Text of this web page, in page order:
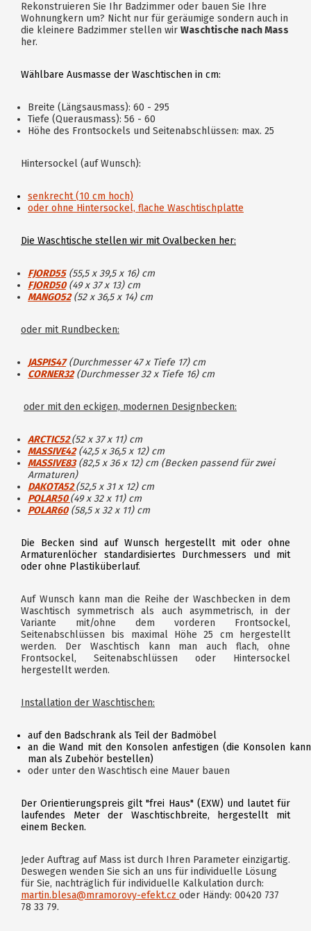
Rekonstruieren Sie Ihr Badzimmer oder bauen Sie Ihre
Wohnungkern um? Nicht nur für geräumige sondern auch in
die kleinere Badzimmer stellen wir Waschtische nach Mass
her.
Wählbare Ausmasse der Waschtischen in cm:
Breite (Längsausmass): 60 - 295
Tiefe (Querausmass): 56 - 60
Höhe des Frontsockels und Seitenabschlüssen: max. 25
Hintersockel (auf Wunsch):
senkrecht (10 cm hoch)
oder ohne Hintersockel, flache Waschtischplatte
Die Waschtische stellen wir mit Ovalbecken her:
FJORD55 (55,5 x 39,5 x 16) cm
FJORD50 (49 x 37 x 13) cm
MANGO52 (52 x 36,5 x 14) cm
oder mit Rundbecken:
JASPIS47(Durchmesser 47 x Tiefe 17) cm
CORNER32(Durchmesser 32 x Tiefe 16) cm
oder mit den eckigen, modernen Designbecken:
ARCTIC52(52 x 37 x 11) cm
MASSIVE42 (42,5 x 36,5 x 12) cm
MASSIVE83 (82,5 x 36 x 12)cm (Becken passend für zwei
Armaturen)
DAKOTA52(52,5 x 31 x 12) cm
POLAR50(49 x 32 x 11) cm
POLAR60 (58,5 x 32 x 11) cm
Die Becken sind auf Wunsch hergestellt mit oder ohne
Armaturenlöcher standardisiertes Durchmessers und mit
oder ohne Plastiküberlauf.
Auf Wunsch kann man die Reihe der Waschbecken in dem
Waschtisch symmetrisch als auch asymmetrisch, in der
Variante mit/ohne dem vorderen Frontsockel,
Seitenabschlüssen bis maximal Höhe 25 cm hergestellt
werden. Der Waschtisch kann man auch flach, ohne
Frontsockel, Seitenabschlüssen oder Hintersockel
hergestellt werden.
Installation der Waschtischen:
auf den Badschrank als Teil der Badmöbel
an die Wand mit den Konsolen anfestigen (die Konsolen kann
man als Zubehör bestellen)
oder unter den Waschtisch eine Mauer bauen
Der Orientierungspreis gilt "frei Haus" (EXW) und lautet für
laufendes Meter der Waschtischbreite, hergestellt mit
einem Becken.
Jeder Auftrag auf Mass ist durch Ihren Parameter einzigartig.
Deswegen wenden Sie sich an uns für individuelle Lösung
für Sie, nachträglich für individuelle Kalkulation durch:
martin.blesa@mramorovy-efekt.cz oder Händy: 00420 737
78 33 79.